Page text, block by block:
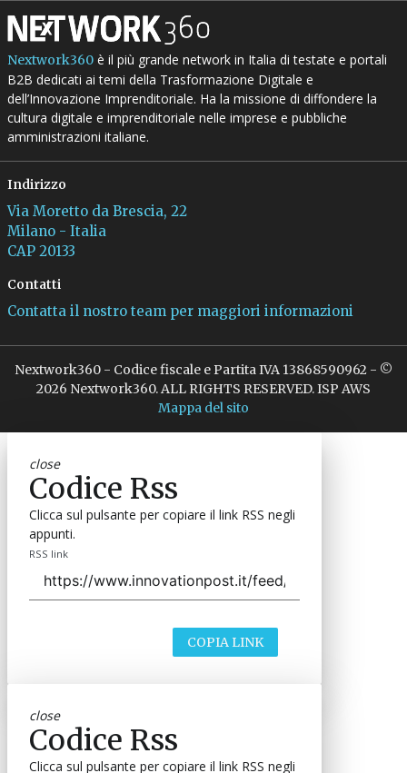
Nextwork360è il più grande network in Italia di testate e portali
B2B dedicati ai temi della Trasformazione Digitale e
dell’Innovazione Imprenditoriale. Ha la missione di diffondere la
cultura digitale e imprenditoriale nelle imprese e pubbliche
amministrazioni italiane.
Indirizzo
Via Moretto da Brescia, 22
Milano - Italia
CAP 20133
Contatti
Contatta il nostro team per maggiori informazioni
Nextwork360 - Codice fiscale e Partita IVA 13868590962 - ©
2026 Nextwork360. ALL RIGHTS RESERVED. ISP AWS
Mappa del sito
close
Codice Rss
Clicca sul pulsante per copiare il link RSS negli
appunti.
RSS link
COPIA LINK
close
Codice Rss
Clicca sul pulsante per copiare il link RSS negli